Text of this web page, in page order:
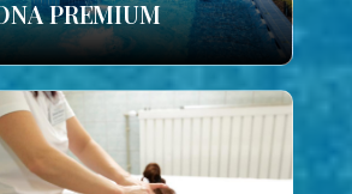
PREMIUM